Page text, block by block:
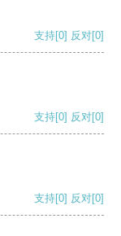
支持[0] 反对[0]
支持[0] 反对[0]
支持[0] 反对[0]